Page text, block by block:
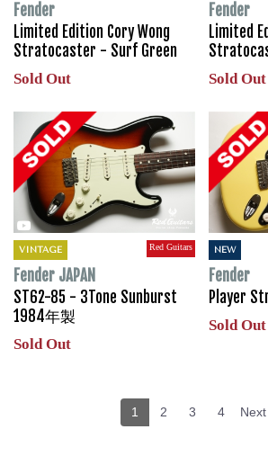
Fender
Limited Edition Cory Wong
Stratocaster - Surf Green
Sold Out
Fender
Limited
Sold Out
VINTAGE Red Guitars
Fender JAPAN
ST62-85 - 3Tone Sunburst
1984年製
Sold Out
NEW
Fender
Player
Sold Out
1 2 3 4